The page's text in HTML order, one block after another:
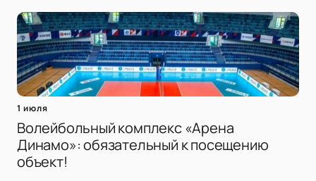
1 июля
Волейбольный комплекс «Арена
Динамо»: обязательный к посещению
объект!